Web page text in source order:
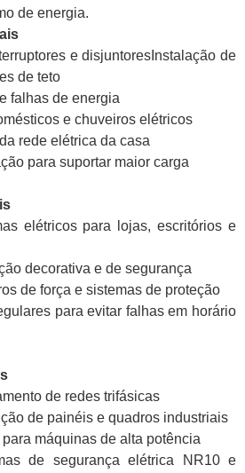
de energia.
e disjuntoresInstalação de
de teto
falhas de energia
e chuveiros elétricos
rede elétrica da casa
para suportar maior carga
elétricos para lojas, escritórios e
decorativa e de segurança
de força e sistemas de proteção
para evitar falhas em horário
de redes trifásicas
de painéis e quadros industriais
máquinas de alta potência
de segurança elétrica NR10 e